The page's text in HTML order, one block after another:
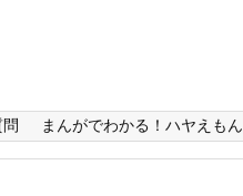
まんがでわかる！ハヤえもん